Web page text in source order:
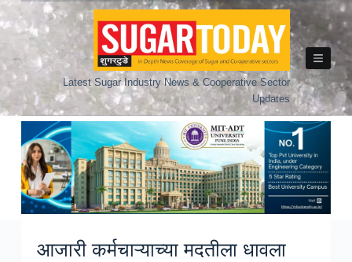
Skip
to
Latest Sugar Industry News & Cooperative Sector
Updates
आजारी कर्मचाऱ्याच्या मदतीला धावला